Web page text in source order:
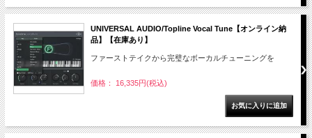
UNIVERSAL AUDIO/Topline Vocal Tune【オンライン納
品】【在庫あり】
ファーストテイクから完璧なボーカルチューニングを
価格： 16,335円(税込)